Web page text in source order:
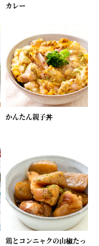
カレー
かんたん親子丼
鶏とコンニャクの山椒たっ